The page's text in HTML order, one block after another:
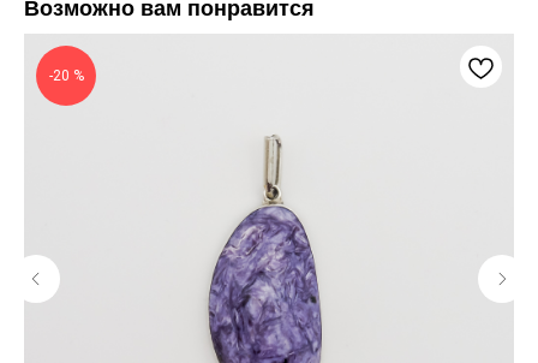
Возможно вам понравится
-20 %